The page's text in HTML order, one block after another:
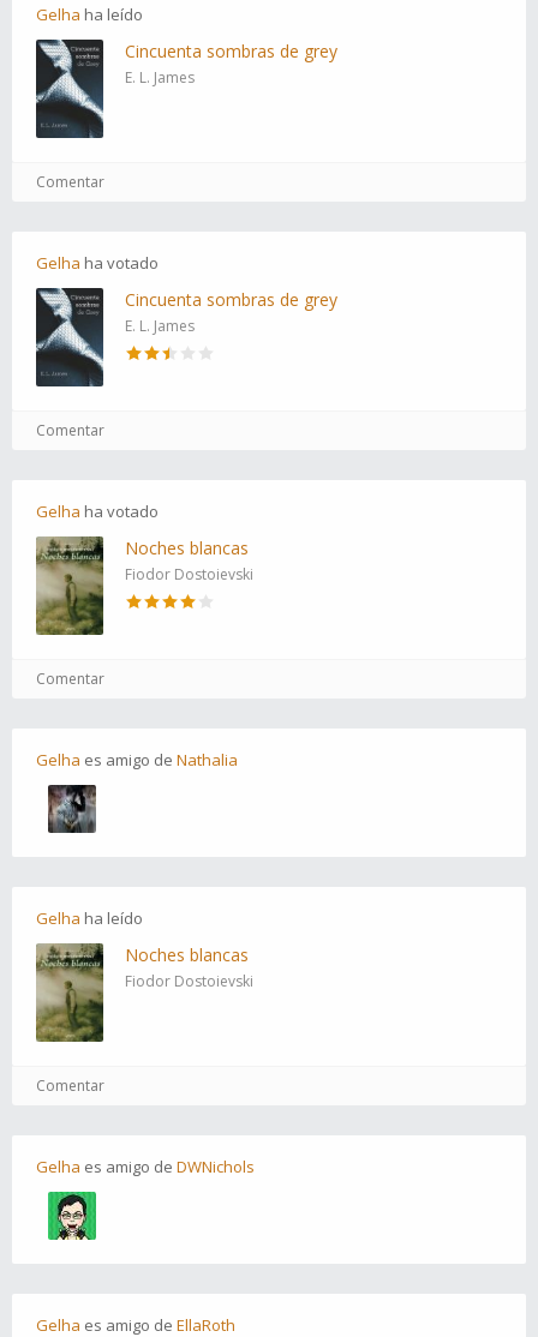
Gelha ha leído
Cincuenta sombras de grey
E. L. James
Comentar
Gelha ha votado
Cincuenta sombras de grey
E. L. James
Comentar
Gelha ha votado
Noches blancas
Fiodor Dostoievski
Comentar
Gelha es amigo de Nathalia
Gelha ha leído
Noches blancas
Fiodor Dostoievski
Comentar
Gelha es amigo de DWNichols
Gelha es amigo de EllaRoth